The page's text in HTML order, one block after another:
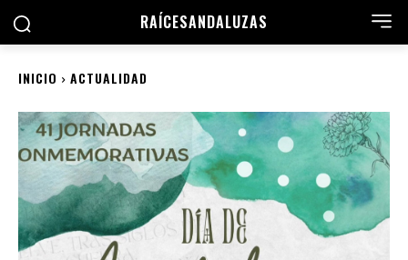
RAÍCESANDALUZAS
INICIO ACTUALIDAD